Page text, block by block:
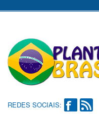
REDES SOCIAIS: